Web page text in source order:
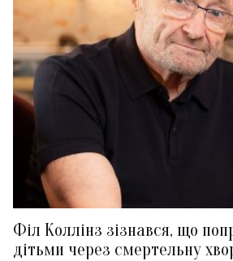
Філ Коллінз зізнався, що
дітьми через смертельну